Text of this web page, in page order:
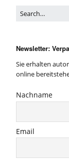
Newsletter:
Sie erhalten
online
Nachname
Email